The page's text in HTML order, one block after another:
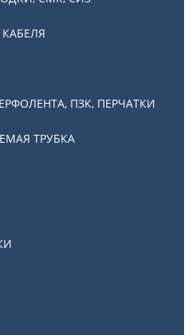
ПЗК, ПЕРЧАТКИ
ТРУБКА